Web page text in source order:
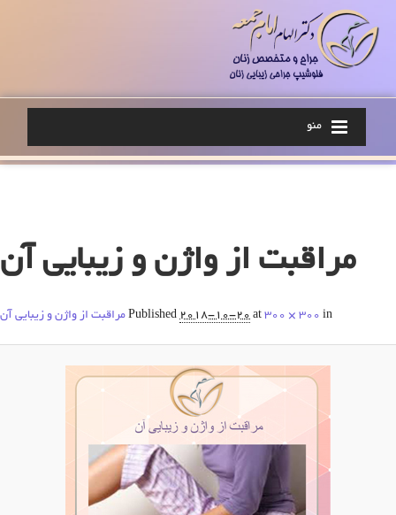
منو
مراقبت از واژن و زیبایی آن
Published 2018-10-20 at 300 × 300 in مراقبت از واژن و زیبایی آن